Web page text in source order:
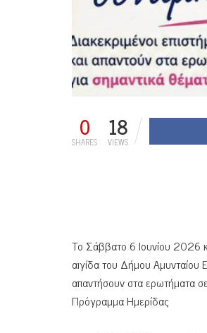
0
SHARES 18
VIEWS
Το Σάββατο 6 Ιουνίου 2026
αιγίδα του Δήμου Αμυνταίου
απαντήσουν στα ερωτήματα
Πρόγραμμα Ημερίδας